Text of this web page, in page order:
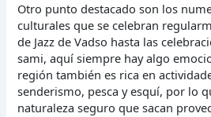
Otro punto destacado son los
culturales que se celebran
de Jazz de Vadso hasta las
sami, aquí siempre hay algo
región también es rica en
senderismo, pesca y esquí, por lo
naturaleza seguro que sacan